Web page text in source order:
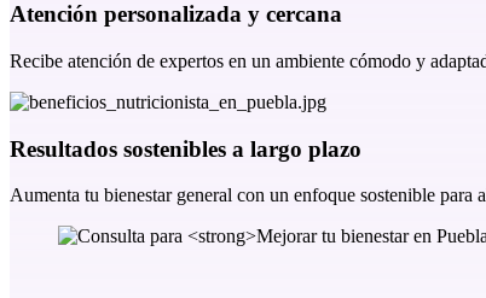
Atención personalizada y cercana
Recibe atención de expertos en un ambiente cómodo y
Resultados sostenibles a largo plazo
Aumenta tu bienestar general con un enfoque sostenible para